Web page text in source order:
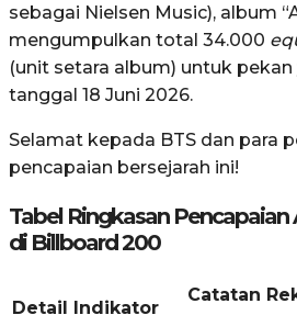
sebagai Nielsen Music), album
mengumpulkan total 34.000
(unit setara album) untuk
tanggal 18 Juni 2026.
Selamat kepada BTS dan para
pencapaian bersejarah ini!
Tabel Ringkasan Pencapaian
di Billboard 200
Detail Indikator
Catatan